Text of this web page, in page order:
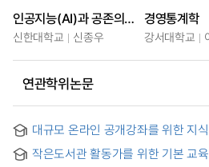
인공지능(AI)과 공존의 시대, 알아야할 키워드
신한대학교 신종우
경영통계학
강서대학교
연관학위논문
대규모 온라인 공개강좌를 위한 지
추천 = Knowledge graph
recommendation for MOOCs
작은도서관 활동가를 위한 기본 교